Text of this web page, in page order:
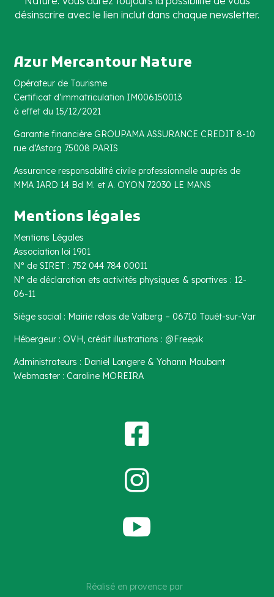
désinscrire avec le lien inclut dans chaque newsletter.
Azur Mercantour Nature
Opérateur de Tourisme
Certificat d’immatriculation IM006150013
à effet du 15/12/2021
Garantie financière GROUPAMA ASSURANCE CREDIT 8-10
rue d’Astorg 75008 PARIS
Assurance responsabilité civile professionnelle auprès de
MMA IARD 14 Bd M. et A. OYON 72030 LE MANS
Mentions légales
Mentions Légales
Association loi 1901
N° de SIRET : 752 044 784 00011
N° de déclaration ets activités physiques & sportives : 12-
06-11
Siège social : Mairie relais de Valberg – 06710 Touët-sur-Var
Hébergeur : OVH, crédit illustrations : @Freepik
Administrateurs : Daniel Longere & Yohann Maubant
Webmaster : Caroline MOREIRA



Réalisé en provence par